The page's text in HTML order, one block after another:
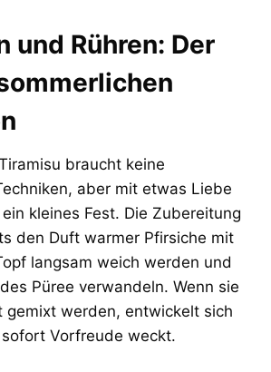
und Rühren: Der
braucht keine
aber mit etwas Liebe
kleines Fest. Die Zubereitung
den Duft warmer Pfirsiche mit
langsam weich werden und
Püree verwandeln. Wenn sie
gemixt werden, entwickelt sich
Vorfreude weckt.